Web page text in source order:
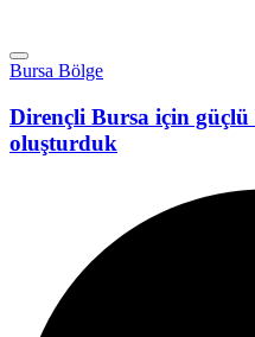
Bursa Bölge
Dirençli Bursa için güçlü
oluşturduk